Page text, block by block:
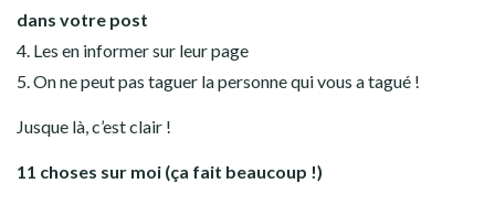
dans votre post
4. Les en informer sur leur page
5. On ne peut pas taguer la personne qui vous a tagué !
Jusque là, c’est clair !
11 choses sur moi (ça fait beaucoup !)